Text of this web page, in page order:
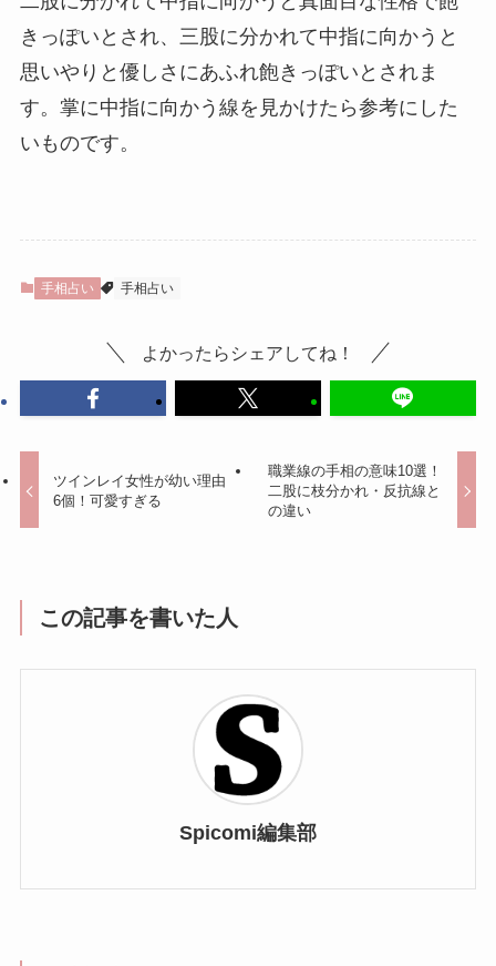
きっぽいとされ、三股に分かれて中指に向かうと
思いやりと優しさにあふれ飽きっぽいとされま
す。掌に中指に向かう線を見かけたら参考にした
いものです。
手相占い 手相占い
よかったらシェアしてね！
ツインレイ女性が幼い理由
6個！可愛すぎる
職業線の手相の意味10選！
二股に枝分かれ・反抗線と
の違い
この記事を書いた人
Spicomi編集部